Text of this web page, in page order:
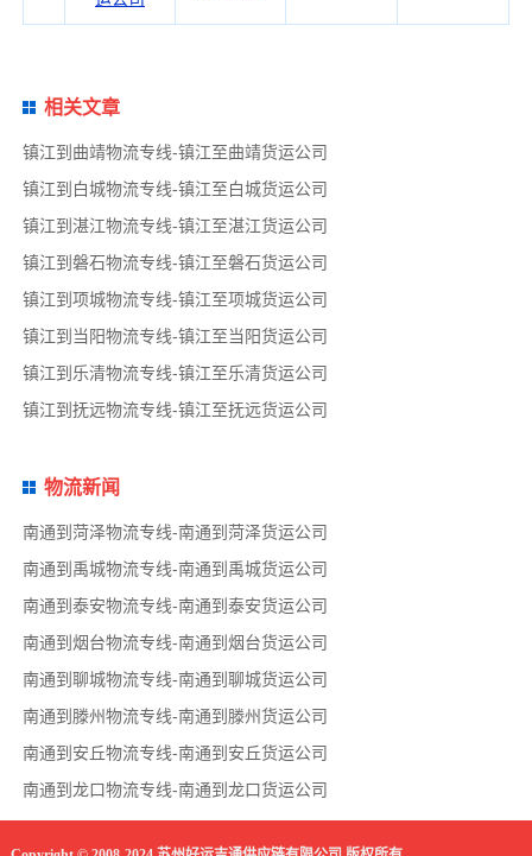
相关文章
镇江到曲靖物流专线-镇江至曲靖货运公司
镇江到白城物流专线-镇江至白城货运公司
镇江到湛江物流专线-镇江至湛江货运公司
镇江到磐石物流专线-镇江至磐石货运公司
镇江到项城物流专线-镇江至项城货运公司
镇江到当阳物流专线-镇江至当阳货运公司
镇江到乐清物流专线-镇江至乐清货运公司
镇江到抚远物流专线-镇江至抚远货运公司
物流新闻
南通到菏泽物流专线-南通到菏泽货运公司
南通到禹城物流专线-南通到禹城货运公司
南通到泰安物流专线-南通到泰安货运公司
南通到烟台物流专线-南通到烟台货运公司
南通到聊城物流专线-南通到聊城货运公司
南通到滕州物流专线-南通到滕州货运公司
南通到安丘物流专线-南通到安丘货运公司
南通到龙口物流专线-南通到龙口货运公司